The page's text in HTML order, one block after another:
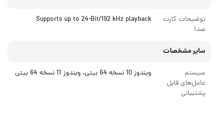
توضیحات کارت
صدا
Supports up to 24-Bit/192 kHz playback
سایر مشخصات
سیستم
عامل‌های قابل
پشتیبانی
ویندوز 10 نسخه 64 بیتی، ویندوز 11 نسخه 64 بیتی